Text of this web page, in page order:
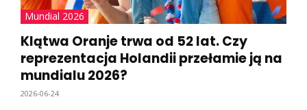
Mundial 2026
Klątwa Oranje trwa od 52 lat. Czy
reprezentacja Holandii przełamie ją na
mundialu 2026?
2026-06-24